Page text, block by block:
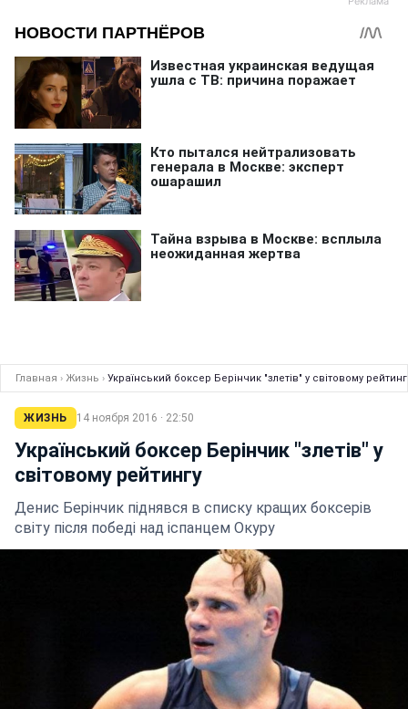
Главная › Жизнь › Український боксер Берінчик "злетів" у світовому
ЖИЗНЬ 14 ноября 2016 · 22:50
Український боксер Берінчик "злетів" у
світовому рейтингу
Денис Берінчик піднявся в списку кращих боксерів
світу після победі над іспанцем Окуру